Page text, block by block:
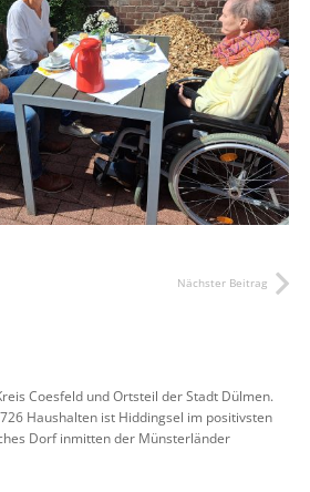
Nächster Beitrag
Coesfeld und Ortsteil der Stadt Dülmen.
Haushalten ist Hiddingsel im positivsten
Dorf inmitten der Münsterländer